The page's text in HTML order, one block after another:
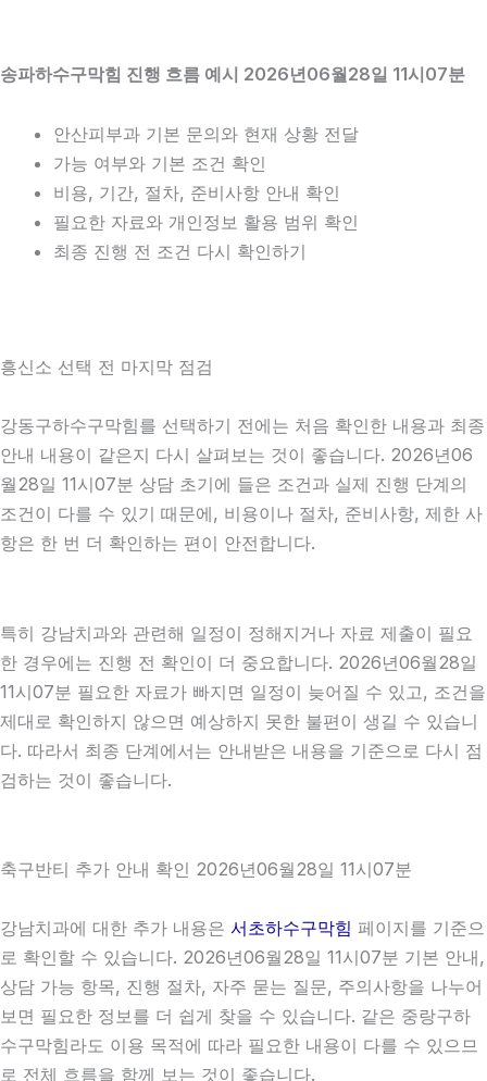
송파하수구막힘 진행 흐름 예시 2026년06월28일 11시07분
안산피부과 기본 문의와 현재 상황 전달
가능 여부와 기본 조건 확인
비용, 기간, 절차, 준비사항 안내 확인
필요한 자료와 개인정보 활용 범위 확인
최종 진행 전 조건 다시 확인하기
흥신소 선택 전 마지막 점검
강동구하수구막힘를 선택하기 전에는 처음 확인한 내용과 최종
안내 내용이 같은지 다시 살펴보는 것이 좋습니다. 2026년06
월28일 11시07분 상담 초기에 들은 조건과 실제 진행 단계의
조건이 다를 수 있기 때문에, 비용이나 절차, 준비사항, 제한 사
항은 한 번 더 확인하는 편이 안전합니다.
특히 강남치과와 관련해 일정이 정해지거나 자료 제출이 필요
한 경우에는 진행 전 확인이 더 중요합니다. 2026년06월28일
11시07분 필요한 자료가 빠지면 일정이 늦어질 수 있고, 조건을
제대로 확인하지 않으면 예상하지 못한 불편이 생길 수 있습니
다. 따라서 최종 단계에서는 안내받은 내용을 기준으로 다시 점
검하는 것이 좋습니다.
축구반티 추가 안내 확인 2026년06월28일 11시07분
강남치과에 대한 추가 내용은 서초하수구막힘 페이지를 기준으
로 확인할 수 있습니다. 2026년06월28일 11시07분 기본 안내,
상담 가능 항목, 진행 절차, 자주 묻는 질문, 주의사항을 나누어
보면 필요한 정보를 더 쉽게 찾을 수 있습니다. 같은 중랑구하
수구막힘라도 이용 목적에 따라 필요한 내용이 다를 수 있으므
로 전체 흐름을 함께 보는 것이 좋습니다.